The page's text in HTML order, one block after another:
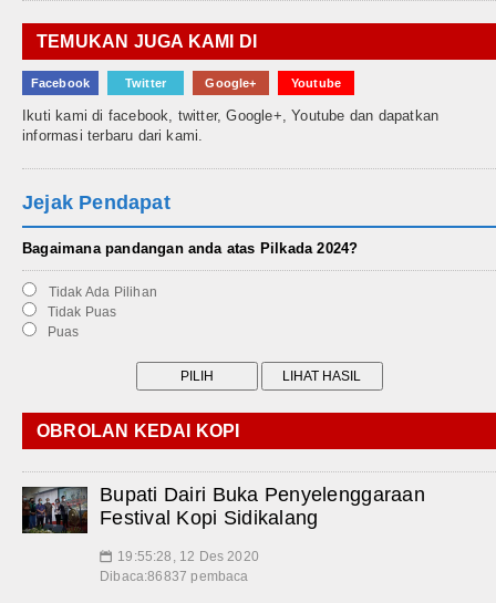
TEMUKAN JUGA KAMI DI
Facebook Twitter Google+ Youtube
Ikuti kami di facebook, twitter, Google+, Youtube dan dapatkan
informasi terbaru dari kami.
Jejak Pendapat
Bagaimana pandangan anda atas Pilkada 2024?
Tidak Ada Pilihan
Tidak Puas
Puas
OBROLAN KEDAI KOPI
Bupati Dairi Buka Penyelenggaraan
Festival Kopi Sidikalang
📅 19:55:28, 12 Des 2020
Dibaca:86837 pembaca